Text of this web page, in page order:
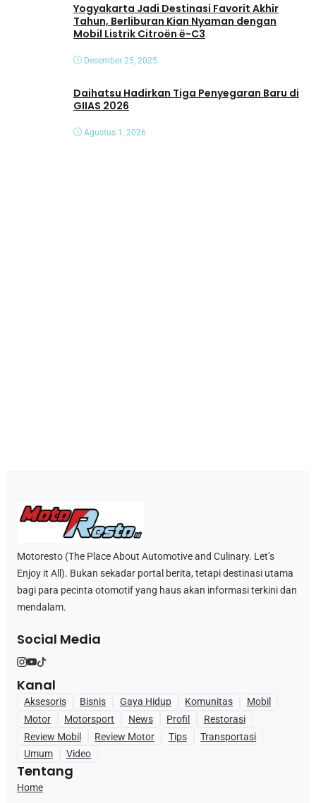
Yogyakarta Jadi Destinasi Favorit Akhir
Tahun, Berliburan Kian Nyaman dengan
Mobil Listrik Citroën ë-C3
Desember 25, 2025
Daihatsu Hadirkan Tiga Penyegaran Baru di
GIIAS 2026
Agustus 1, 2026
Motoresto (The Place About Automotive and Culinary. Let’s
Enjoy it All). Bukan sekadar portal berita, tetapi destinasi utama
bagi para pecinta otomotif yang haus akan informasi terkini dan
mendalam.
Social Media
Kanal
Aksesoris Bisnis Gaya Hidup Komunitas
Mobil
Motor
Motorsport News Profil
Restorasi
Review Mobil
Review Motor Tips
Transportasi
Umum
Video
Tentang
Home